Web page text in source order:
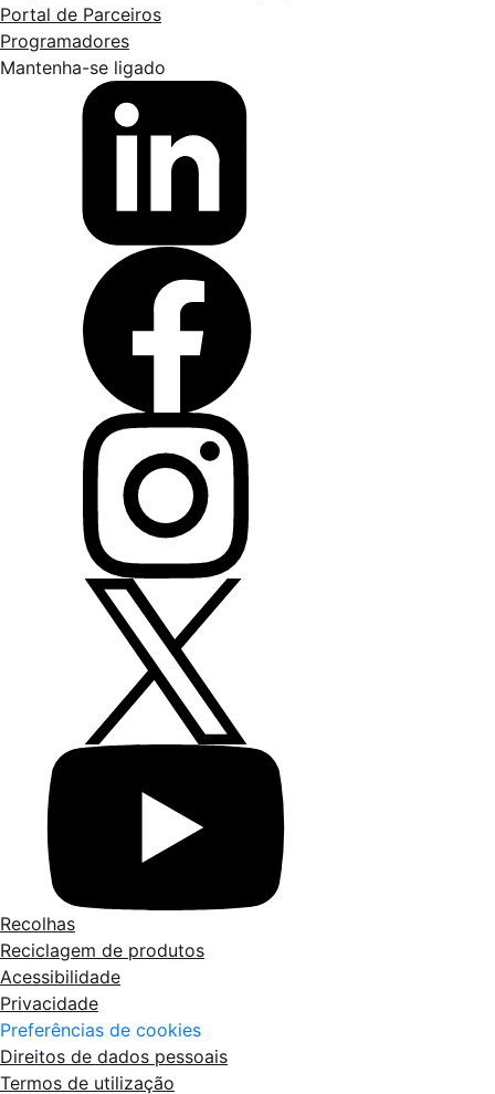
Portal de Parceiros
Programadores
Mantenha-se ligado
Recolhas
Reciclagem de produtos
Acessibilidade
Privacidade
Preferências de cookies
Direitos de dados pessoais
Termos de utilização